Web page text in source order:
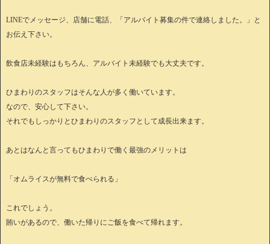
LINEでメッセージ、店舗に電話、「アルバイト募集の件で連絡しました。」と
お伝え下さい。
飲食店未経験はもちろん、アルバイト未経験でも大丈夫です。
ひまわりのスタッフはそんな人が多く働いています。
なので、安心して下さい。
それでもしっかりとひまわりのスタッフとして成長出来ます。
あとはなんと言ってもひまわりで働く最強のメリットは
「オムライスが無料で食べられる」
これでしょう。
賄いがあるので、働いた帰りにご飯を食べて帰れます。